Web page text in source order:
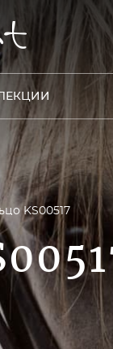
KS00517